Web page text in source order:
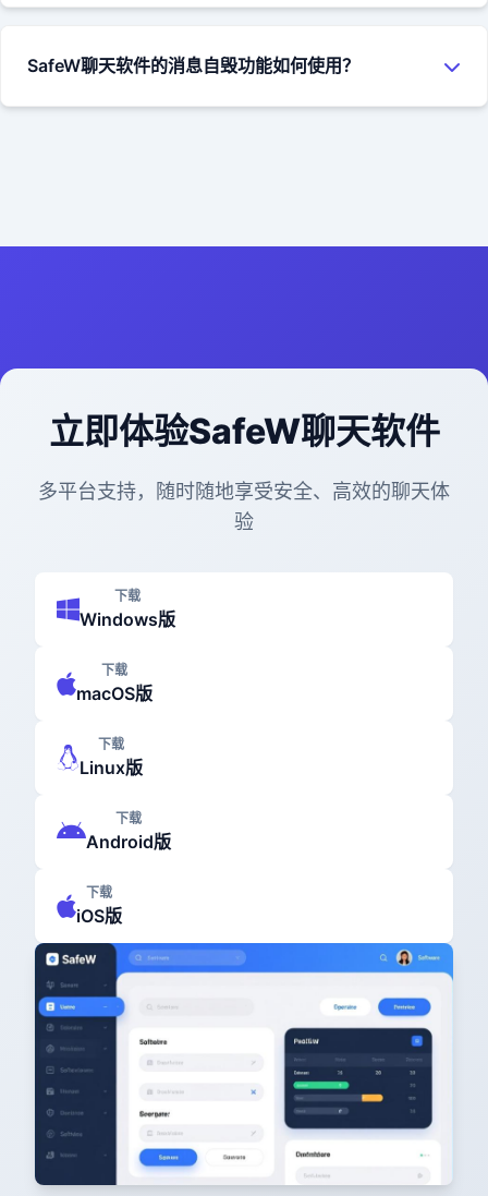
私有化部署的用户，可以通过配置服务器参数来控制同步的策
略和保留时间。
SafeW聊天软件的消息自毁功能如何使用？
立即体验SafeW聊天软件
多平台支持，随时随地享受安全、高效的聊天体
验
下载
Windows版
下载
macOS版
下载
Linux版
下载
Android版
下载
iOS版